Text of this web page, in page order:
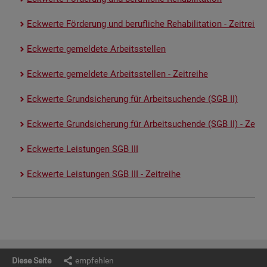
Eck­wer­te För­de­rung und be­ruf­li­che Re­ha­bi­li­ta­ti­on - Zeit­rei­he
Eck­wer­te ge­mel­de­te Ar­beits­stel­len
Eck­wer­te ge­mel­de­te Ar­beits­stel­len - Zeit­rei­he
Eck­wer­te Grund­si­che­rung für Ar­beit­su­chen­de (SGB II)
Eck­wer­te Grund­si­che­rung für Ar­beit­su­chen­de (SGB II) -
Eck­wer­te Leis­tun­gen SGB III
Eck­wer­te Leis­tun­gen SGB III - Zeit­rei­he
Diese Seite empfehlen